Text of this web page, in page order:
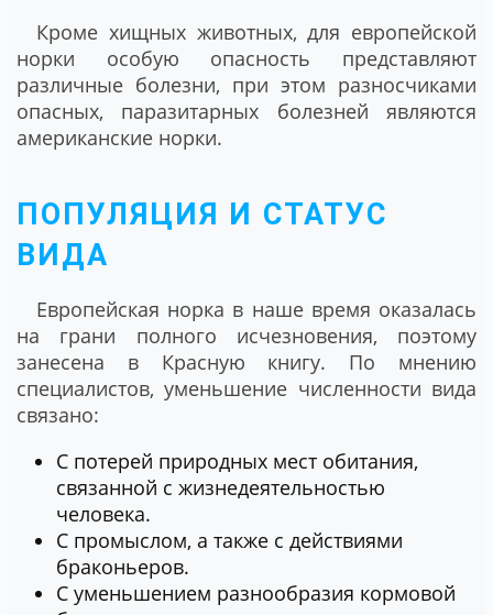
Кроме хищных животных, для европейской
норки особую опасность представляют
различные болезни, при этом разносчиками
опасных, паразитарных болезней являются
американские норки.
ПОПУЛЯЦИЯ И СТАТУС
ВИДА
Европейская норка в наше время оказалась
на грани полного исчезновения, поэтому
занесена в Красную книгу. По мнению
специалистов, уменьшение численности вида
связано:
С потерей природных мест обитания,
связанной с жизнедеятельностью
человека.
С промыслом, а также с действиями
браконьеров.
С уменьшением разнообразия кормовой